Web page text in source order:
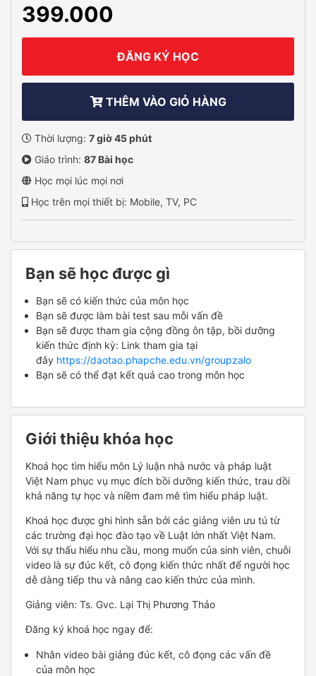
399.000
ĐĂNG KÝ HỌC
THÊM VÀO GIỎ HÀNG
Thời lượng: 7 giờ 45 phút
Giáo trình: 87 Bài học
Học mọi lúc mọi nơi
Học trên mọi thiết bị: Mobile, TV, PC
Bạn sẽ học được gì
Bạn sẽ có kiến thức của môn học
Bạn sẽ được làm bài test sau mỗi vấn đề
Bạn sẽ được tham gia cộng đồng ôn tập, bồi dưỡng
kiến thức định kỳ: Link tham gia tại
đây https://daotao.phapche.edu.vn/groupzalo
Bạn sẽ có thể đạt kết quả cao trong môn học
Giới thiệu khóa học
Khoá học tìm hiểu môn Lý luận nhà nước và pháp luật
Việt Nam phục vụ mục đích bồi dưỡng kiến thức, trau dồi
khả năng tự học và niềm đam mê tìm hiểu pháp luật.
Khoá học được ghi hình sẵn bởi các giảng viên ưu tú từ
các trường đại học đào tạo về Luật lớn nhất Việt Nam.
Với sự thấu hiểu nhu cầu, mong muốn của sinh viên, chuỗi
video là sự đúc kết, cô đọng kiến thức nhất để người học
dễ dàng tiếp thu và nâng cao kiến thức của mình.
Giảng viên: Ts. Gvc. Lại Thị Phương Thảo
Đăng ký khoá học ngay để:
Nhân video bài giảng đúc kết, cô đọng các vấn đề
của môn học